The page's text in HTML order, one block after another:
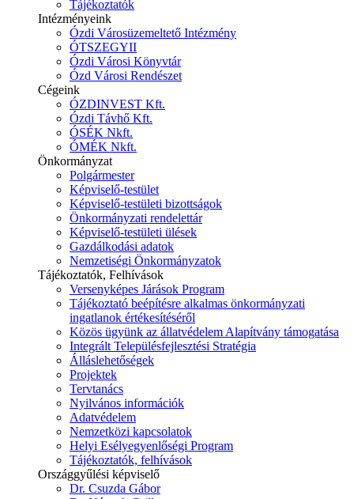
Tájékoztatók
Intézményeink
Ózdi Városüzemeltető Intézmény
ÓTSZEGYII
Ózdi Városi Könyvtár
Ózd Városi Rendészet
Cégeink
ÓZDINVEST Kft.
Ózdi Távhő Kft.
ÓSÉK Nkft.
ÓMÉK Nkft.
Önkormányzat
Polgármester
Képviselő-testület
Képviselő-testületi bizottságok
Önkormányzati rendelettár
Képviselő-testületi ülések
Gazdálkodási adatok
Nemzetiségi Önkormányzatok
Tájékoztatók, Felhívások
Versenyképes Járások Program
Tájékoztató beépítésre alkalmas önkormányzati
ingatlanok értékesítéséről
Közös ügyünk az állatvédelem Alapítvány támogatása
Integrált Településfejlesztési Stratégia
Álláslehetőségek
Projektek
Tervtanács
Nyilvános információk
Adatvédelem
Nemzetközi kapcsolatok
Helyi Esélyegyenlőségi Program
Tájékoztatók, felhívások
Országgyűlési képviselő
Dr. Csuzda Gábor